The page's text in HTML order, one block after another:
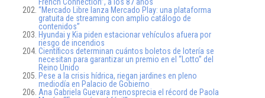
“Mercado Libre lanza Mercado Play: una plataforma
gratuita de streaming con amplio catálogo de
contenidos”
Hyundai y Kia piden estacionar vehículos afuera por
riesgo de incendios
Científicos determinan cuántos boletos de lotería se
necesitan para garantizar un premio en el “Lotto” del
Reino Unido
Pese a la crisis hídrica, riegan jardines en pleno
mediodía en Palacio de Gobierno
Ana Gabriela Guevara menosprecia el récord de Paola